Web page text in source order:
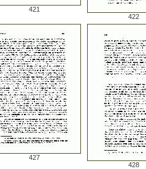
421
422
427
428